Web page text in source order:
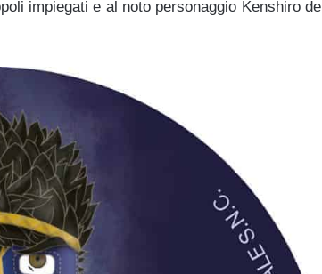
impiegati e al noto personaggio Kenshiro del